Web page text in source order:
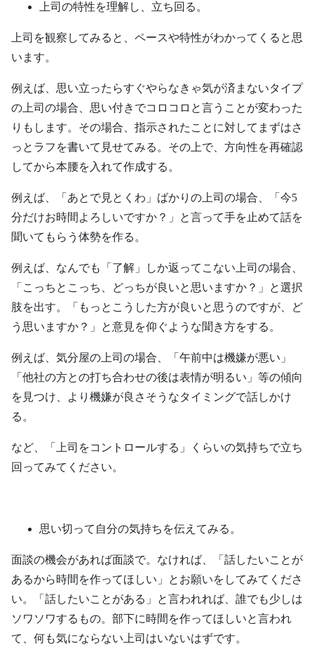
上司の特性を理解し、立ち回る。
上司を観察してみると、ペースや特性がわかってくると思
います。
例えば、思い立ったらすぐやらなきゃ気が済まないタイプ
の上司の場合、思い付きでコロコロと言うことが変わった
りもします。その場合、指示されたことに対してまずはさ
っとラフを書いて見せてみる。その上で、方向性を再確認
してから本腰を入れて作成する。
例えば、「あとで見とくわ」ばかりの上司の場合、「今5
分だけお時間よろしいですか？」と言って手を止めて話を
聞いてもらう体勢を作る。
例えば、なんでも「了解」しか返ってこない上司の場合、
「こっちとこっち、どっちが良いと思いますか？」と選択
肢を出す。「もっとこうした方が良いと思うのですが、ど
う思いますか？」と意見を仰ぐような聞き方をする。
例えば、気分屋の上司の場合、「午前中は機嫌が悪い」
「他社の方との打ち合わせの後は表情が明るい」等の傾向
を見つけ、より機嫌が良さそうなタイミングで話しかけ
る。
など、「上司をコントロールする」くらいの気持ちで立ち
回ってみてください。
思い切って自分の気持ちを伝えてみる。
面談の機会があれば面談で。なければ、「話したいことが
あるから時間を作ってほしい」とお願いをしてみてくださ
い。「話したいことがある」と言われれば、誰でも少しは
ソワソワするもの。部下に時間を作ってほしいと言われ
て、何も気にならない上司はいないはずです。